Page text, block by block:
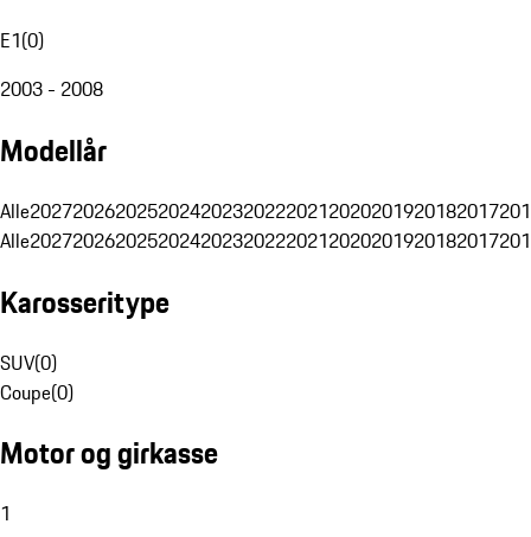
E1(0)
2003 - 2008
Modellår
Alle20272026202520242023202220212020201920182017
Alle20272026202520242023202220212020201920182017
Karosseritype
SUV(0)
Coupe(0)
Motor og girkasse
1